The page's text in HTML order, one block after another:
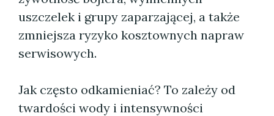
uszczelek i grupy zaparzającej, a także
zmniejsza ryzyko kosztownych napraw
serwisowych.
Jak często odkamieniać? To zależy od
twardości wody i intensywności